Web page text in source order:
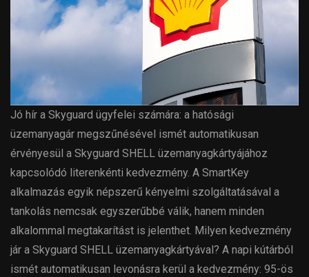
Jó hír a Skyguard ügyfelei számára: a hatósági
üzemanyagár megszűnésével ismét automatikusan
érvényesül a Skyguard SHELL üzemanyagkártyájához
kapcsolódó literenkénti kedvezmény. A SmartKey
alkalmazás egyik népszerű kényelmi szolgáltatásával a
tankolás nemcsak egyszerűbbé válik, hanem minden
alkalommal megtakarítást is jelenthet. Milyen kedvezmény
jár a Skyguard SHELL üzemanyagkártyával? A napi kútárból
ismét automatikusan levonásra kerül a kedvezmény: 95-ös